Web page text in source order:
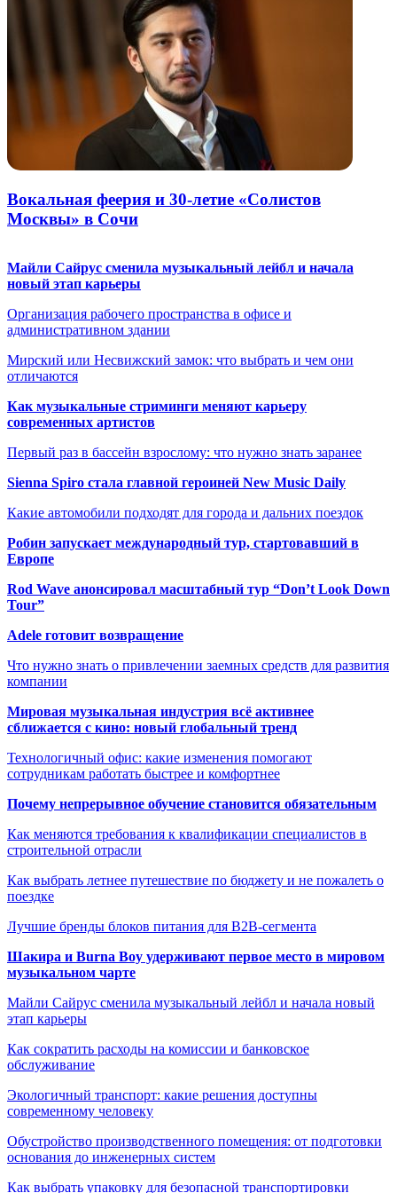
Вокальная феерия и 30-летие «Солистов
Москвы» в Сочи
Майли Сайрус сменила музыкальный лейбл и начала
новый этап карьеры
Организация рабочего пространства в офисе и
административном здании
Мирский или Несвижский замок: что выбрать и чем они
отличаются
Как музыкальные стриминги меняют карьеру
современных артистов
Первый раз в бассейн взрослому: что нужно знать заранее
Sienna Spiro стала главной героиней New Music Daily
Какие автомобили подходят для города и дальних поездок
Робин запускает международный тур, стартовавший в
Европе
Rod Wave анонсировал масштабный тур “Don’t Look Down
Tour”
Adele готовит возвращение
Что нужно знать о привлечении заемных средств для развития
компании
Мировая музыкальная индустрия всё активнее
сближается с кино: новый глобальный тренд
Технологичный офис: какие изменения помогают
сотрудникам работать быстрее и комфортнее
Почему непрерывное обучение становится обязательным
Как меняются требования к квалификации специалистов в
строительной отрасли
Как выбрать летнее путешествие по бюджету и не пожалеть о
поездке
Лучшие бренды блоков питания для B2B-сегмента
Шакира и Burna Boy удерживают первое место в мировом
музыкальном чарте
Майли Сайрус сменила музыкальный лейбл и начала новый
этап карьеры
Как сократить расходы на комиссии и банковское
обслуживание
Экологичный транспорт: какие решения доступны
современному человеку
Обустройство производственного помещения: от подготовки
основания до инженерных систем
Как выбрать упаковку для безопасной транспортировки